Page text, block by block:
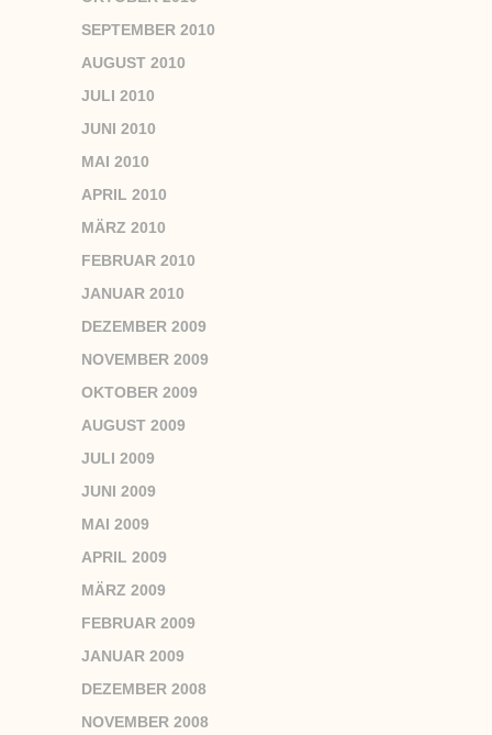
SEPTEMBER 2010
AUGUST 2010
JULI 2010
JUNI 2010
MAI 2010
APRIL 2010
MÄRZ 2010
FEBRUAR 2010
JANUAR 2010
DEZEMBER 2009
NOVEMBER 2009
OKTOBER 2009
AUGUST 2009
JULI 2009
JUNI 2009
MAI 2009
APRIL 2009
MÄRZ 2009
FEBRUAR 2009
JANUAR 2009
DEZEMBER 2008
NOVEMBER 2008